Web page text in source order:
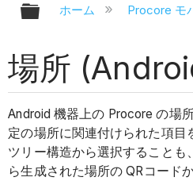
グローバル階層
ホーム Procore モ
場所
Android 機器上の Procore の場
定の場所に関連付けられた項目
ツリー構造から選択することも
ら生成された場所の QRコード